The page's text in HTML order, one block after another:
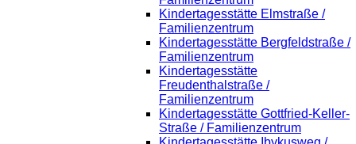
Kindertagesstätte Elmstraße /
Familienzentrum
Kindertagesstätte Bergfeldstraße /
Familienzentrum
Kindertagesstätte
Freudenthalstraße /
Familienzentrum
Kindertagesstätte Gottfried-Keller-
Straße / Familienzentrum